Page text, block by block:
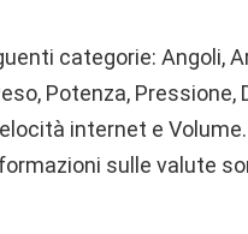
categorie: Angoli,
Potenza,
internet e
sulle valute